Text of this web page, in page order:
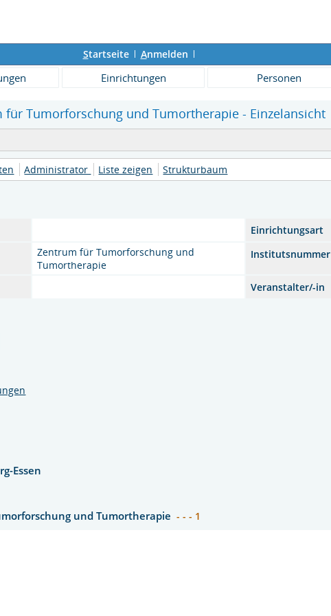
Startseite Anmelden
Einrichtungen Personen
für Tumorforschung und Tumortherapie - Einzelansicht
Administrator Liste zeigen Strukturbaum
Einrichtungsart
Zentrum für Tumorforschung und
Tumortherapie
Institutsnummer
Veranstalter/-in
Essen
und Tumortherapie - - - 1